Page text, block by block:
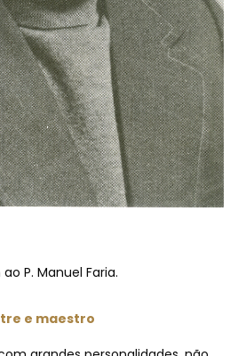
P. Manuel Faria.
e maestro